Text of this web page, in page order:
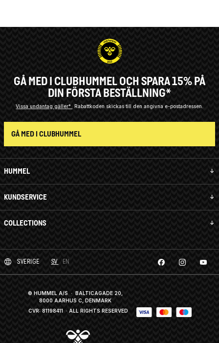
HUMMEL
KUNDSERVICE
COLLECTIONS
GÅ MED I CLUBHUMMEL OCH SPARA 15% PÅ
DIN FÖRSTA BESTÄLLNING*
Vissa undantag gäller* Rabattkoden skickas till den angivna e-postadressen.
GÅ MED I CLUBHUMMEL
SVERIGE SV EN
© HUMMEL A/S · BALTICAGADE 20,
8000 AARHUS C, DENMARK
CVR: 81198411 · ALL RIGHTS RESERVED